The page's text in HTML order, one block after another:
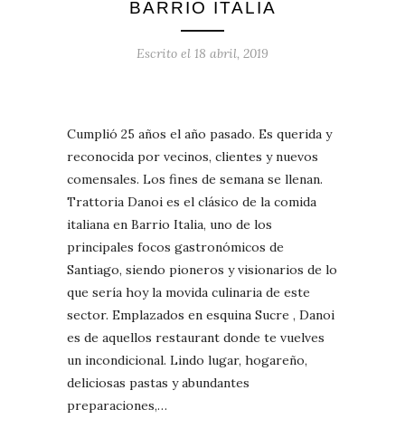
BARRIO ITALIA
Escrito el 18 abril, 2019
Cumplió 25 años el año pasado. Es querida y
reconocida por vecinos, clientes y nuevos
comensales. Los fines de semana se llenan.
Trattoria Danoi es el clásico de la comida
italiana en Barrio Italia, uno de los
principales focos gastronómicos de
Santiago, siendo pioneros y visionarios de lo
que sería hoy la movida culinaria de este
sector. Emplazados en esquina Sucre , Danoi
es de aquellos restaurant donde te vuelves
un incondicional. Lindo lugar, hogareño,
deliciosas pastas y abundantes
preparaciones,…